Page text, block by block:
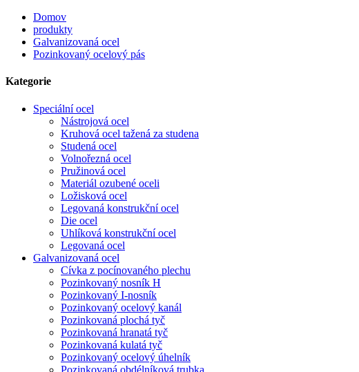
Domov
produkty
Galvanizovaná ocel
Pozinkovaný ocelový pás
Kategorie
Speciální ocel
Nástrojová ocel
Kruhová ocel tažená za studena
Studená ocel
Volnořezná ocel
Pružinová ocel
Materiál ozubené oceli
Ložisková ocel
Legovaná konstrukční ocel
Die ocel
Uhlíková konstrukční ocel
Legovaná ocel
Galvanizovaná ocel
Cívka z pocínovaného plechu
Pozinkovaný nosník H
Pozinkovaný I-nosník
Pozinkovaný ocelový kanál
Pozinkovaná plochá tyč
Pozinkovaná hranatá tyč
Pozinkovaná kulatá tyč
Pozinkovaný ocelový úhelník
Pozinkovaná obdélníková trubka